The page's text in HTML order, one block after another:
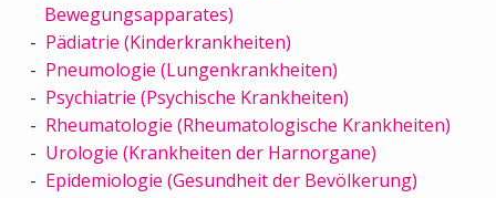
Bewegungsapparates)
Pädiatrie (Kinderkrankheiten)
Pneumologie (Lungenkrankheiten)
Psychiatrie (Psychische Krankheiten)
Rheumatologie (Rheumatologische Krankheiten)
Urologie (Krankheiten der Harnorgane)
Epidemiologie (Gesundheit der Bevölkerung)